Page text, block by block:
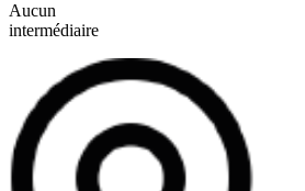
Aucun
intermédiaire